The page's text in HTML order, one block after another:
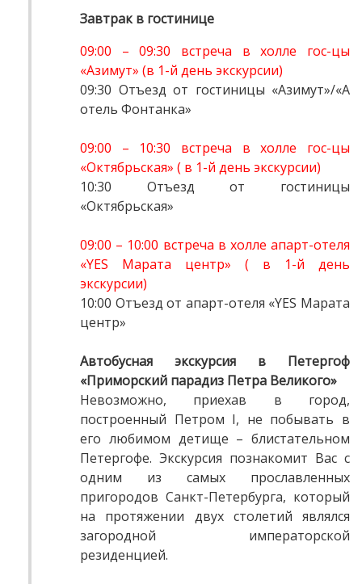
Завтрак в гостинице
09:00 – 09:30 встреча в холле гос-цы
«Азимут» (в 1-й день экскурсии)
09:30 Отъезд от гостиницы «Азимут»/«А
отель Фонтанка»
09:00 – 10:30 встреча в холле гос-цы
«Октябрьская» ( в 1-й день экскурсии)
10:30 Отъезд от гостиницы
«Октябрьская»
09:00 – 10:00 встреча в холле апарт-отеля
«YES Марата центр» ( в 1-й день
экскурсии)
10:00 Отъезд от апарт-отеля «YES Марата
центр»
Автобусная экскурсия в Петергоф
«Приморский парадиз Петра Великого»
Невозможно, приехав в город,
построенный Петром I, не побывать в
его любимом детище – блистательном
Петергофе. Экскурсия познакомит Вас с
одним из самых прославленных
пригородов Санкт-Петербурга, который
на протяжении двух столетий являлся
загородной императорской
резиденцией.